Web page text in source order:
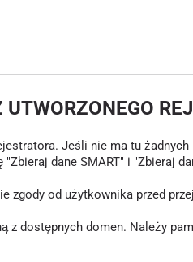
Jeśli nie ma tu
dane SMART" i "Zbieraj
zgody od użytkownika przed
domen. Należy